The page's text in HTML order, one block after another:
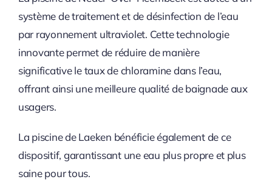
système de traitement et de désinfection de l’eau
par rayonnement ultraviolet. Cette technologie
innovante permet de réduire de manière
significative le taux de chloramine dans l’eau,
offrant ainsi une meilleure qualité de baignade aux
usagers.
La piscine de Laeken bénéficie également de ce
dispositif, garantissant une eau plus propre et plus
saine pour tous.